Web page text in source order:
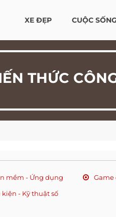
XE ĐẸP CUỘC SỐNG
THỨC
mềm - Ứng dụng Game
kiện - Kỹ thuật số